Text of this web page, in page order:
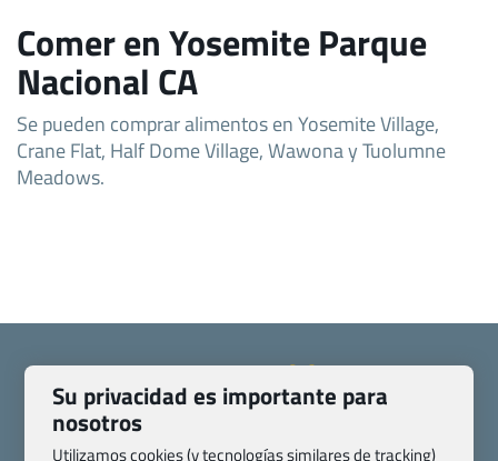
Comer en Yosemite Parque
Nacional CA
Se pueden comprar alimentos en Yosemite Village,
Crane Flat, Half Dome Village, Wawona y Tuolumne
Meadows.
Su privacidad es importante para
nosotros
Utilizamos cookies (y tecnologías similares de tracking)